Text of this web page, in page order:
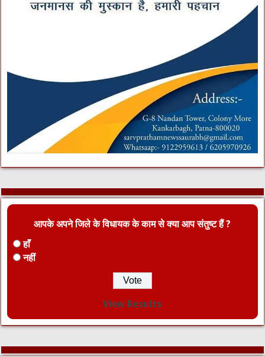
आपके अपने जिले के विधायक के काम से क्या आप संतुष्ट हैं ?
हाँ
नहीं
View Results